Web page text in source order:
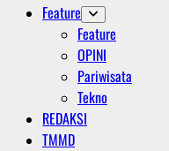
Feature
Feature
OPINI
Pariwisata
Tekno
REDAKSI
TMMD